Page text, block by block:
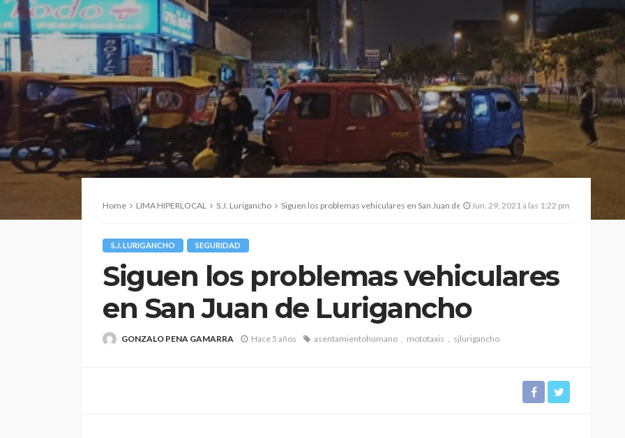
Home LIMA HIPERLOCAL S.J. Lurigancho Siguen los problemas vehiculares en San Juan de LuriganchoJun. 29, 2021 a las 1:22 pm
S.J. LURIGANCHO SEGURIDAD
Siguen los problemas vehiculares
en San Juan de Lurigancho
GONZALO PENA GAMARRA Hace 5 años asentamientohumano mototaxis sjlurigancho